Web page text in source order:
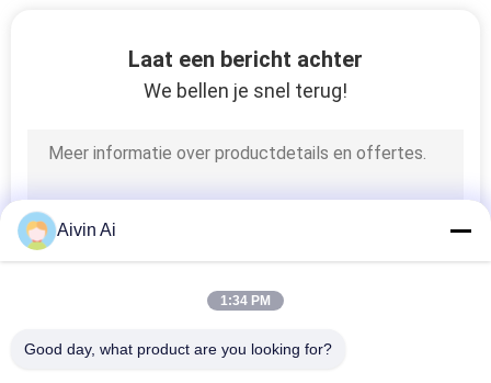
Poeder die Machine
zeven
Laat een bericht achter
We bellen je snel terug!
Aivin Ai
1:34 PM
Good day, what product are you looking for?